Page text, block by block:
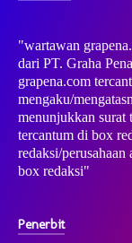
"wartawan
dari PT. Graha
grapena.com
mengaku/
menunjukkan surat
tercantum di box
redaksi/
box redaksi"
Penerbit